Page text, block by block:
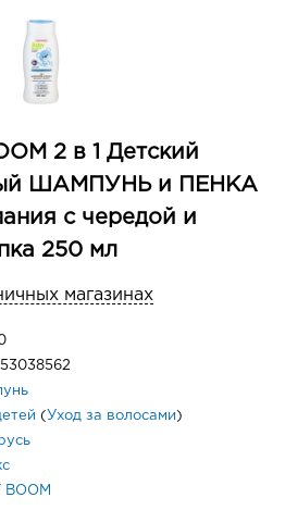
2 в 1 Детский
ШАМПУНЬ и ПЕНКА
с чередой и
250 мл
магазинах
( Уход за волосами )
BOOM